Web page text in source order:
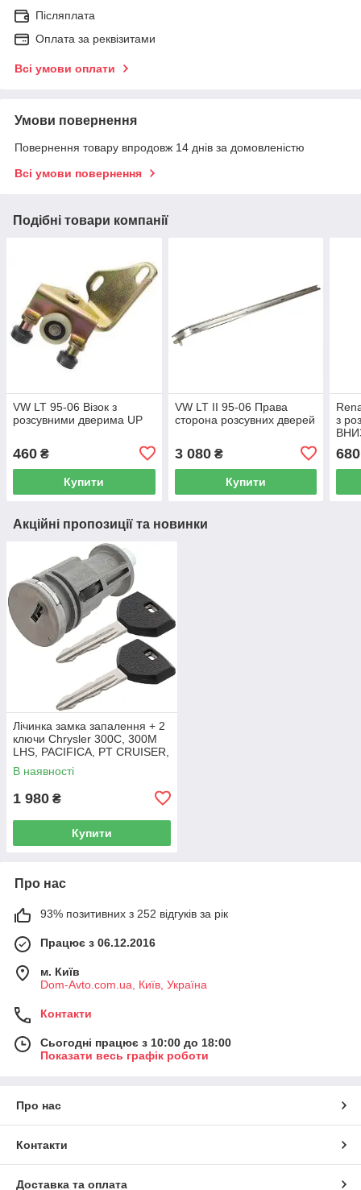
Післяплата
Оплата за реквізитами
Всі умови оплати
Умови повернення
Повернення товару впродовж 14 днів за домовленістю
Всі умови повернення
Подібні товари компанії
VW LT 95-06 Візок з
розсувними дверима UP
460 ₴
Купити
VW LT II 95-06 Права
сторона розсувних дверей
3 080₴
Купити
з
680
Акційні пропозиції та новинки
Лічинка замка запалення + 2
ключи Chrysler 300C, 300M
LHS, PACIFICA, PT CRUISER,
SEBRING 5003843AB
В наявності
1 980 ₴
Купити
Про нас
93% позитивних з 252 відгуків за рік
Працює з 06.12.2016
м. Київ
Dom-Avto.com.ua, Київ, Україна
Контакти
Сьогодні працює з 10:00 до 18:00
Показати весь графік роботи
Про нас
Контакти
Доставка та оплата